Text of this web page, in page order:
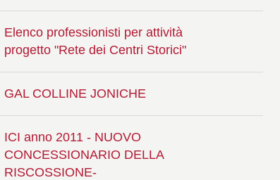
Elenco professionisti per attività
progetto "Rete dei Centri Storici"
GAL COLLINE JONICHE
ICI anno 2011 - NUOVO
CONCESSIONARIO DELLA
RISCOSSIONE-